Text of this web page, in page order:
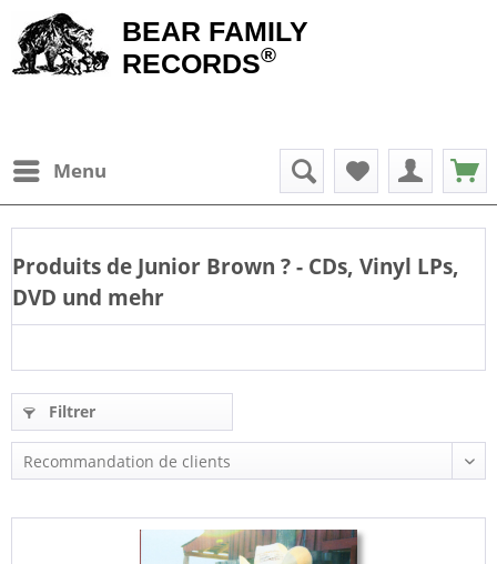
BEAR FAMILY
RECORDS®
Menu
Produits de Junior Brown ? - CDs, Vinyl LPs,
DVD und mehr
Filtrer